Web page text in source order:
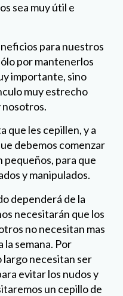
sea muy útil e
para nuestros
por mantenerlos
importante, sino
muy estrecho
que les cepillen, y a
debemos comenzar
pequeños, para que
y manipulados.
dependerá de la
necesitarán que los
no necesitan mas
la semana. Por
largo necesitan ser
evitar los nudos y
un cepillo de